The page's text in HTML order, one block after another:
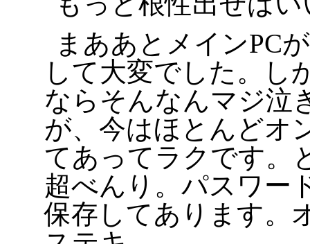
まああとメインPC
して大変でした。し
ならそんなんマジ泣
が、今はほとんどオ
てあってラクです。
超べんり。パスワー
保存してあります。